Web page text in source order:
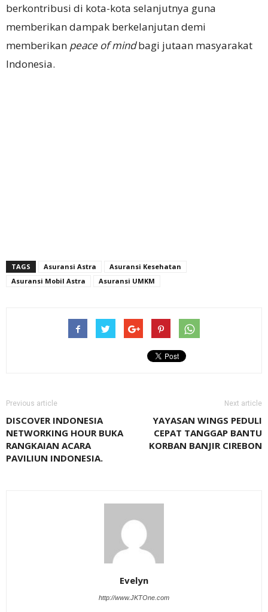
berkontribusi di kota-kota selanjutnya guna
memberikan dampak berkelanjutan demi
memberikan peace of mindbagi jutaan masyarakat
Indonesia.
TAGS Asuransi Astra
Asuransi Kesehatan
Asuransi Mobil Astra
Asuransi UMKM
Previous article
DISCOVER INDONESIA
NETWORKING HOUR BUKA
RANGKAIAN ACARA
PAVILIUN INDONESIA.
Next article
YAYASAN WINGS PEDULI
CEPAT TANGGAP BANTU
KORBAN BANJIR CIREBON
Evelyn
http://www.JKTOne.com